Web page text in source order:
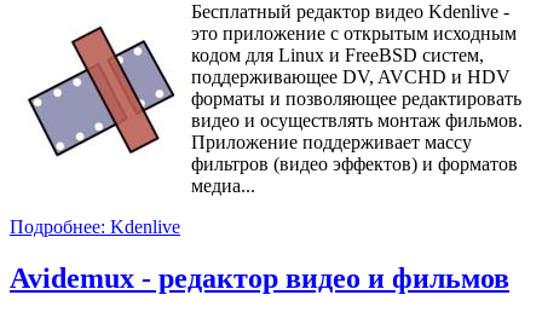
Бесплатный редактор видео Kdenlive -
это приложение с открытым исходным
кодом для Linux и FreeBSD систем,
поддерживающее DV, AVCHD и HDV
форматы и позволяющее редактировать
видео и осуществлять монтаж фильмов.
Приложение поддерживает массу
фильтров (видео эффектов) и форматов
медиа...
Подробнее: Kdenlive
Avidemux - редактор видео и фильмов